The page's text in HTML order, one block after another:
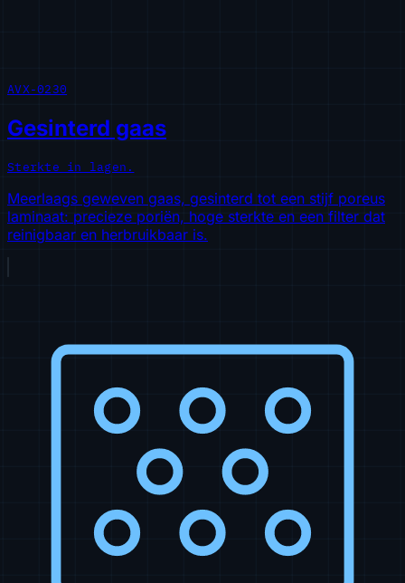
AVX-0230
Gesinterd gaas
Sterkte in lagen.
Meerlaags geweven gaas, gesinterd tot een stijf poreus
laminaat: precieze poriën, hoge sterkte en een filter dat
reinigbaar en herbruikbaar is.